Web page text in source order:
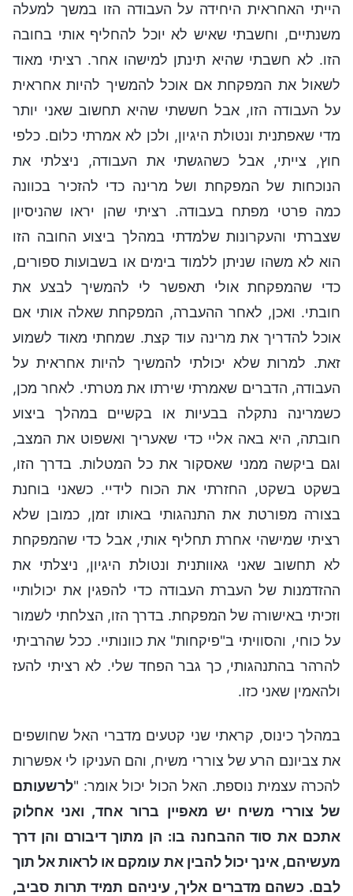
הייתי האחראית היחידה על העבודה הזו במשך למעלה
משנתיים, וחשבתי שאיש לא יוכל להחליף אותי בחובה
הזו. לא חשבתי שהיא תינתן למישהו אחר. רציתי מאוד
לשאול את המפקחת אם אוכל להמשיך להיות אחראית
על העבודה הזו, אבל חששתי שהיא תחשוב שאני יותר
מדי שאפתנית ונטולת היגיון, ולכן לא אמרתי כלום. כלפי
חוץ, צייתי, אבל כשהגשתי את העבודה, ניצלתי את
הנוכחות של המפקחת ושל מרינה כדי להזכיר בכוונה
כמה פרטי מפתח בעבודה. רציתי שהן יראו שהניסיון
שצברתי והעקרונות שלמדתי במהלך ביצוע החובה הזו
הוא לא משהו שניתן ללמוד בימים או בשבועות ספורים,
כדי שהמפקחת אולי תאפשר לי להמשיך לבצע את
חובתי. ואכן, לאחר ההעברה, המפקחת שאלה אותי אם
אוכל להדריך את מרינה עוד קצת. שמחתי מאוד לשמוע
זאת. למרות שלא יכולתי להמשיך להיות אחראית על
העבודה, הדברים שאמרתי שירתו את מטרתי. לאחר מכן,
כשמרינה נתקלה בבעיות או בקשיים במהלך ביצוע
חובתה, היא באה אליי כדי שאעריך ואשפוט את המצב,
וגם ביקשה ממני שאסקור את כל המטלות. בדרך הזו,
בשקט בשקט, החזרתי את הכוח לידיי. כשאני בוחנת
בצורה מפורטת את התנהגותי באותו זמן, כמובן שלא
רציתי שמישהי אחרת תחליף אותי, אבל כדי שהמפקחת
לא תחשוב שאני גאוותנית ונטולת היגיון, ניצלתי את
ההזדמנות של העברת העבודה כדי להפגין את יכולותיי
וזכיתי באישורה של המפקחת. בדרך הזו, הצלחתי לשמור
על כוחי, והסוויתי ב"פיקחות" את כוונותיי. ככל שהרביתי
להרהר בהתנהגותי, כך גבר הפחד שלי. לא רציתי להעז
ולהאמין שאני כזו.
במהלך כינוס, קראתי שני קטעים מדברי האל שחושפים
את צביונם הרע של צוררי משיח, והם העניקו לי אפשרות
להכרה עצמית נוספת. האל הכול יכול אומר: "לרשעותם
של צוררי משיח יש מאפיין ברור אחד, ואני אחלוק
אתכם את סוד ההבחנה בו: הן מתוך דיבורם והן דרך
מעשיהם, אינך יכול להבין את עומקם או לראות אל תוך
לבם. כשהם מדברים אליך, עיניהם תמיד תרות סביב,